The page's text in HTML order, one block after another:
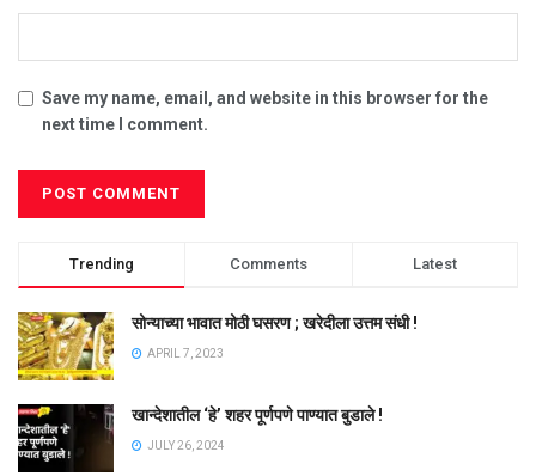
Save my name, email, and website in this browser for the
next time I comment.
Trending Comments Latest
सोन्याच्या भावात मोठी घसरण ; खरेदीला उत्तम संधी !
APRIL 7, 2023
खान्देशातील ‘हे’ शहर पूर्णपणे पाण्यात बुडाले !
JULY 26, 2024